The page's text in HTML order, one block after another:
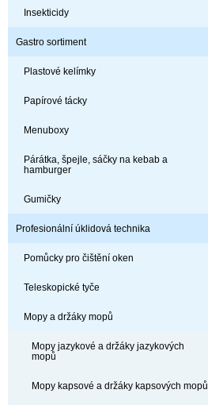
Insekticidy
Gastro sortiment
Plastové kelímky
Papírové tácky
Menuboxy
Párátka, špejle, sáčky na kebab a
hamburger
Gumičky
Profesionální úklidová technika
Pomůcky pro čištění oken
Teleskopické tyče
Mopy a držáky mopů
Mopy jazykové a držáky jazykových
mopů
Mopy kapsové a držáky kapsových mopů